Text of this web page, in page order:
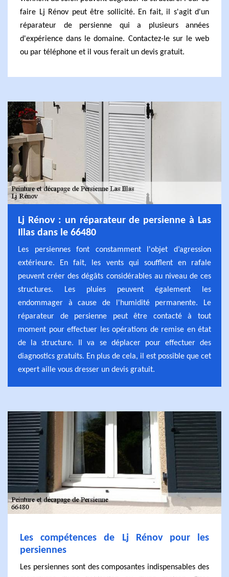
faire Lj Rénov peut être sollicité. En fait, il s'agit d'un
réparateur de persienne qui a plusieurs années
d'expérience dans le domaine. Contactez-le sur le web
ou par téléphone et il vous ferait un devis gratuit.
Lj Rénov : un réparateur de persienne à Las
Illas dans le 66480
Les persiennes font constamment l'objet d’agression
extérieure. En fait, les vents qui soufflent en rafale
peuvent créer des dégâts considérables au niveau de ces
structures. Les pluies peuvent également les
endommager à cause de l'humidité permanente. Le
réparateur de persienne peut être contacté à tout
moment pour effectuer les opérations de remise en état
de la structure. Il va se déplacer pour effectuer des
diagnostics gratuits. En plus de cela, il est possible que cet
expert aille vous dresser un devis gratuit.
Les compétences de Lj Rénov pour les
persiennes
Les persiennes sont des composantes indispensables des